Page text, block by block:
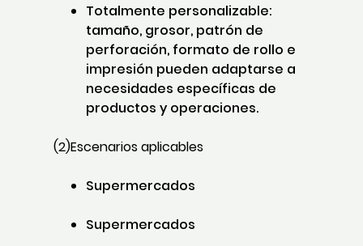
Totalmente personalizable:
tamaño, grosor, patrón de
perforación, formato de rollo e
impresión pueden adaptarse a
necesidades específicas de
productos y operaciones.
(2)Escenarios aplicables
Supermercados
Supermercados